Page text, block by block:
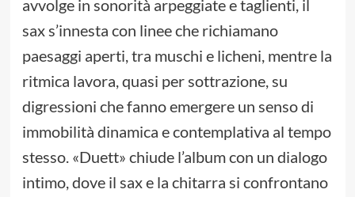
avvolge in sonorità arpeggiate e taglienti, il
sax s’innesta con linee che richiamano
paesaggi aperti, tra muschi e licheni, mentre la
ritmica lavora, quasi per sottrazione, su
digressioni che fanno emergere un senso di
immobilità dinamica e contemplativa al tempo
stesso. «Duett» chiude l’album con un dialogo
intimo, dove il sax e la chitarra si confrontano